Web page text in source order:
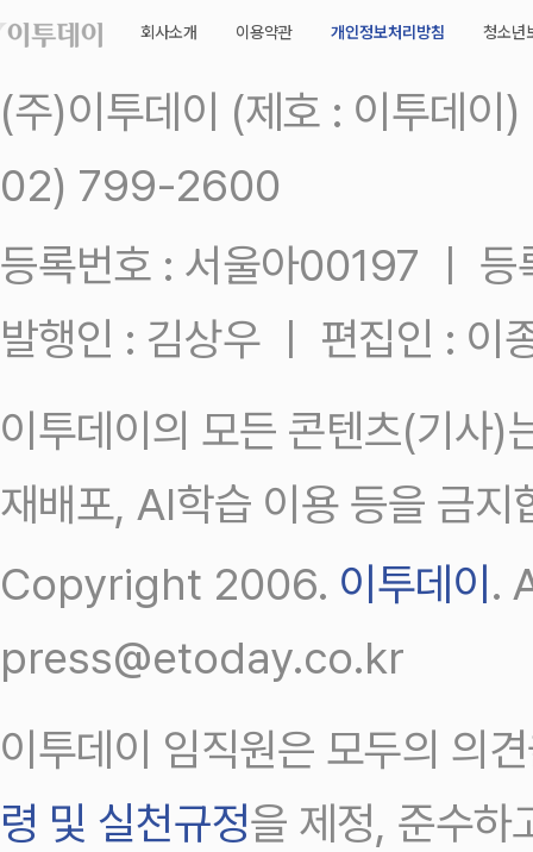
회사소개 이용약관 개인정보처리방침 청소년
(주)이투데이 (제호 : 이투데
02) 799-2600
등록번호 : 서울아00197 ㅣ
발행인 : 김상우 ㅣ 편집인 : 이
이투데이의 모든 콘텐츠(기사)
재배포, AI학습 이용 등을 금지
Copyright 2006. 이투데이.
press@etoday.co.kr
이투데이 임직원은 모두의 의
령 및 실천규정을 제정, 준수하